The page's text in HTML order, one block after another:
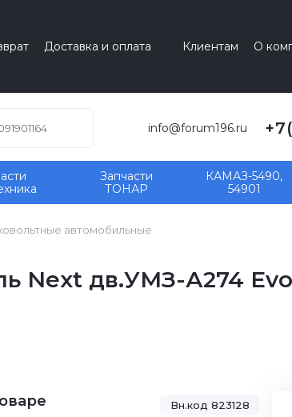
Доставка и оплата Клиентам О
info@forum196.ru
Запчасти
ТОНАР
КАМАЗ-5490,
54901
автомобильные
Next дв.УМЗ-А274
Вн.код 823128